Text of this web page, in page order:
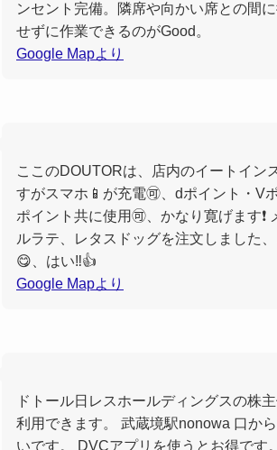
ンセント完備。隣席や向かい席との間
せずに作業できるのがGood。
Google Mapより
ここのDOUTORは、店内のイートイン
すがスマホ📱が充電🉑、dポイント・V
ポイント共に使用🉑、かなり寛げます❗
ルラテ、レタスドッグを注文しました
😋、はい‼️👍
Google Mapより
ドトール日レスホールディングスの株
利用できます。 武蔵境駅nonowa 口か
いです。 DVCアプリを使うとお得です